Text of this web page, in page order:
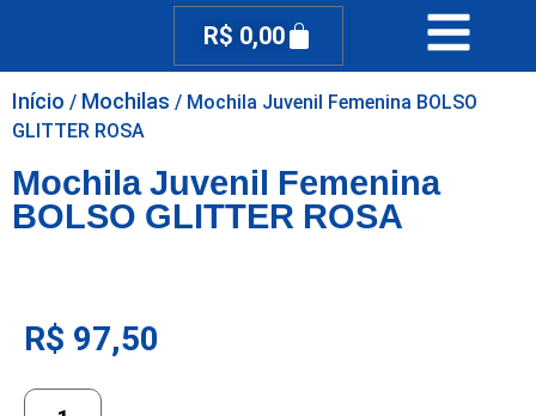
R$ 0,00
Início / Mochilas / Mochila Juvenil Femenina BOLSO
GLITTER ROSA
Mochila Juvenil Femenina
BOLSO GLITTER ROSA
R$ 97,50